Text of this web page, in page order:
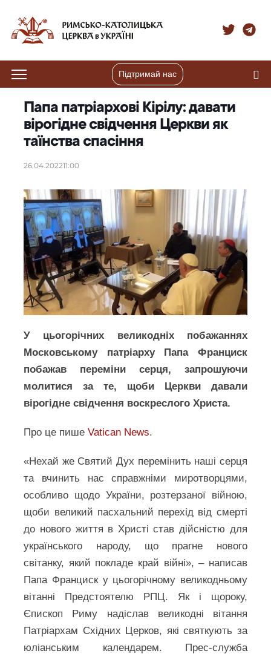
Підтримай нас
Папа патріархові Кірілу: давати
вірогідне свідчення Церкви як
таїнства спасіння
26.04.202211:00
У цьогорічних великодніх побажаннях
Московському патріарху Папа Франциск
побажав переміни серця, запрошуючи
молитися за те, щоби Церкви давали
вірогідне свідчення воскреслого Христа.
Про це пишеVatican News.
«Нехай же Святий Дух перемінить наші серця
та вчинить нас справжніми миротворцями,
особливо щодо України, розтерзаної війною,
щоби великий пасхальний перехід від смерті
до нового життя в Христі став дійсністю для
українського народу, що прагне нового
світанку, який покладе край війні», – написав
Папа Франциск у цьогорічному великодньому
вітанні Предстоятелю РПЦ. Як і щороку,
Єпископ Риму надіслав великодні вітання
Патріархам Східних Церков, які святкують за
юліанським календарем. Прес-служба